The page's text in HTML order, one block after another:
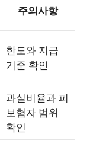
주의사항
한도와 지급
기준 확인
과실비율과 피
보험자 범위
확인